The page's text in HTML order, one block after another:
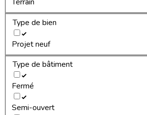
Type de bien
Projet neuf
Type de bâtiment
Fermé
Semi-ouvert